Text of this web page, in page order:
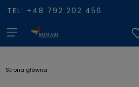
TEL: +48 792 202 456
Strona główna